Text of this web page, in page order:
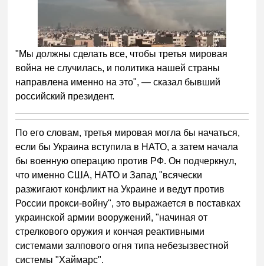
"Мы должны сделать все, чтобы третья мировая
война не случилась, и политика нашей страны
направлена именно на это", — сказал бывший
российский президент.
По его словам, третья мировая могла бы начаться,
если бы Украина вступила в НАТО, а затем начала
бы военную операцию против РФ. Он подчеркнул,
что именно США, НАТО и Запад "всячески
разжигают конфликт на Украине и ведут против
России прокси-войну", это выражается в поставках
украинской армии вооружений, "начиная от
стрелкового оружия и кончая реактивными
системами залпового огня типа небезызвестной
системы "Хаймарс".